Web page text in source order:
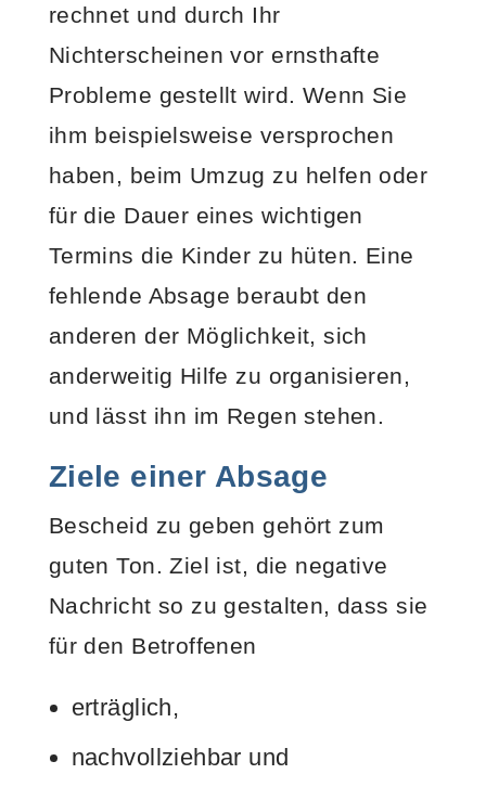
rechnet und durch Ihr
Nichterscheinen vor ernsthafte
Probleme gestellt wird. Wenn Sie
ihm beispielsweise versprochen
haben, beim Umzug zu helfen oder
für die Dauer eines wichtigen
Termins die Kinder zu hüten. Eine
fehlende Absage beraubt den
anderen der Möglichkeit, sich
anderweitig Hilfe zu organisieren,
und lässt ihn im Regen stehen.
Ziele einer Absage
Bescheid zu geben gehört zum
guten Ton. Ziel ist, die negative
Nachricht so zu gestalten, dass sie
für den Betroffenen
erträglich,
nachvollziehbar und